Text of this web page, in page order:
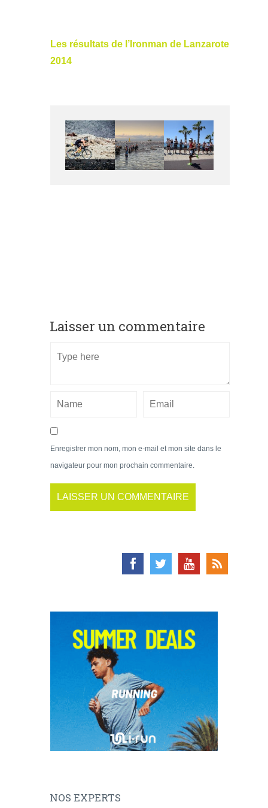
Les résultats de l’Ironman de Lanzarote
2014
Laisser un commentaire
Enregistrer mon nom, mon e-mail et mon site dans le
navigateur pour mon prochain commentaire.
NOS EXPERTS